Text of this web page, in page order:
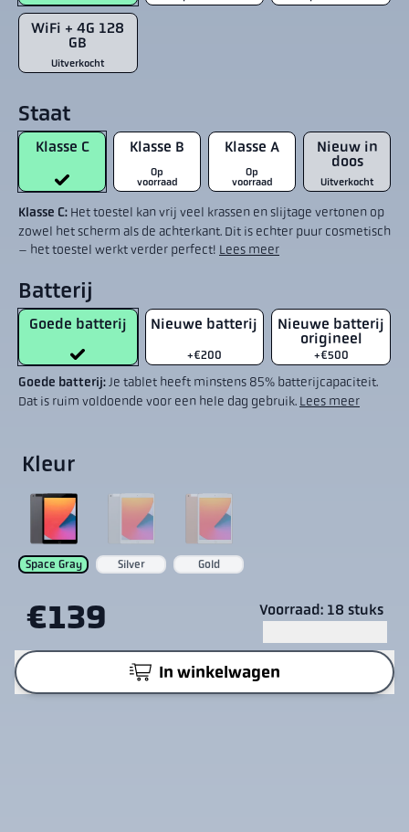
WiFi + 4G 128
GB
Uitverkocht
Staat
Klasse C Klasse B
Op
voorraad
Klasse A
Op
voorraad
Nieuw in
doos
Uitverkocht
Klasse C: Het toestel kan vrij veel krassen en slijtage vertonen op
zowel het scherm als de achterkant. Dit is echter puur cosmetisch
– het toestel werkt verder perfect! Lees meer
Batterij
Goede batterij Nieuwe batterij
+€200
Nieuwe batterij
origineel
+€500
Goede batterij: Je tablet heeft minstens 85% batterijcapaciteit.
Dat is ruim voldoende voor een hele dag gebruik. Lees meer
Kleur
Space Gray Silver Gold
€139 Voorraad: 18 stuks
In winkelwagen